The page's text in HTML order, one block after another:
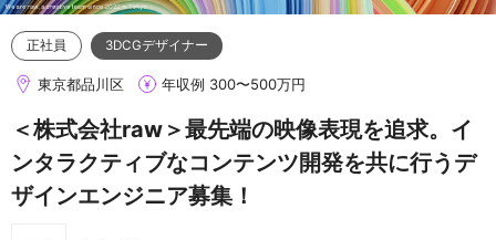
正社員 3DCGデザイナー
東京都品川区 年収例 300〜500万円
＜株式会社raw＞最先端の映像表現を追求。イ
ンタラクティブなコンテンツ開発を共に行うデ
ザインエンジニア募集！